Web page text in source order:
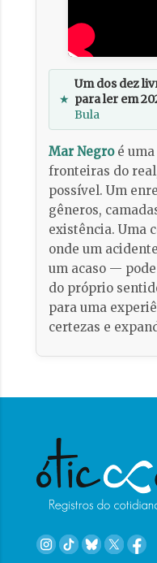
★
Um dos dez
para ler em
Bula
Mar Negroé uma
fronteiras do
possível. Um
gêneros,
existência. Uma
onde um
um acaso —
do próprio
para uma
certezas e